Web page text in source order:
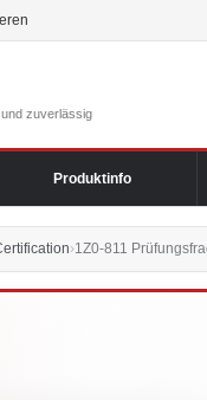
zuverlässig
Produktinfo
›1Z0-811